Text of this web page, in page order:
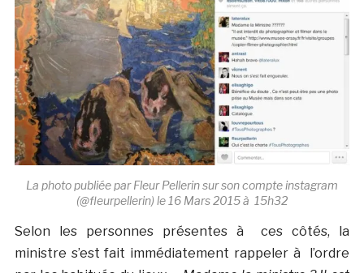
La photo publiée par Fleur Pellerin sur son compte instagram
(@fleurpellerin) le 16 Mars 2015 à 15h32
Selon les personnes présentes à ces côtés, la
ministre s’est fait immédiatement rappeler à l’ordre